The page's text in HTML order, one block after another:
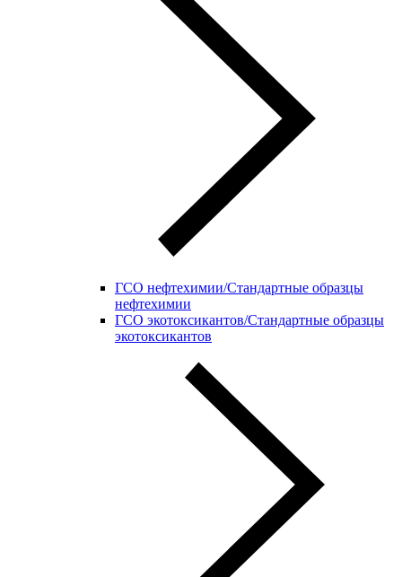
ГСО нефтехимии/Стандартные образцы
нефтехимии
ГСО экотоксикантов/Стандартные образцы
экотоксикантов